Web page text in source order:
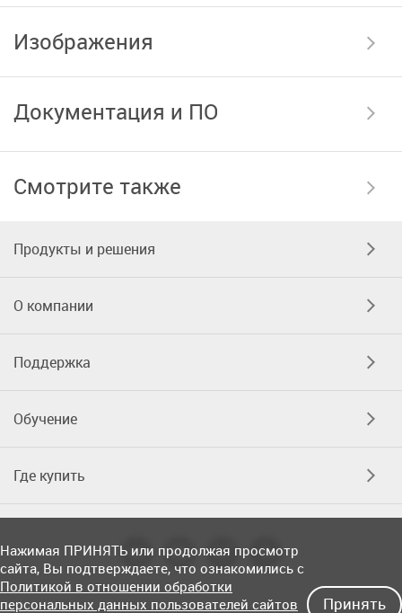
Изображения
Документация и ПО
Смотрите также
Продукты и решения
О компании
Поддержка
Обучение
Где купить
Нажимая ПРИНЯТЬ или продолжая просмотр
сайта, Вы подтверждаете, что ознакомились с
Политикой в отношении обработки
персональных данных пользователей сайтов
Принять